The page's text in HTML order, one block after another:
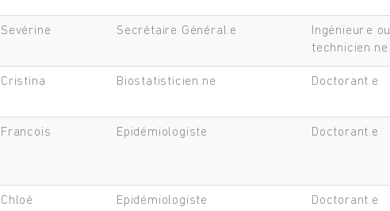
Sevérine Secrétaire Général.e
Ingénieur.e ou
technicien.ne
Cristina Biostatisticien.ne
Doctorant.e
Francois Epidémiologiste
Doctorant.e
Chloé Epidémiologiste
Doctorant.e